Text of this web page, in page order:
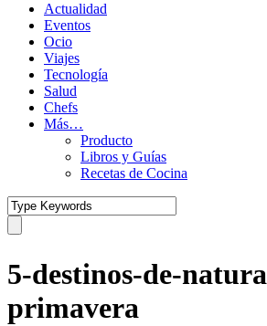
Actualidad
Eventos
Ocio
Viajes
Tecnología
Salud
Chefs
Más…
Producto
Libros y Guías
Recetas de Cocina
5-destinos-de-
primavera